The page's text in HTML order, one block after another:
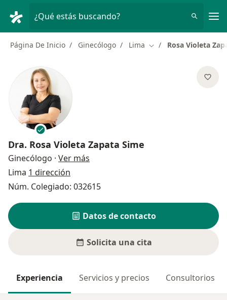
¿Qué estás buscando?
Página De Inicio Ginecólogo Lima Cambiar de ciudad
Rosa Violeta
Dra. Rosa Violeta Zapata Sime
Ginecólogo · Ver más
Lima 1 dirección
Núm. Colegiado: 032615
Datos de contacto
Solicita una cita
Experiencia Servicios y precios Consultorios